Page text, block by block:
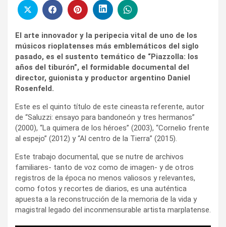
El arte innovador y la peripecia vital de uno de los
músicos rioplatenses más emblemáticos del siglo
pasado, es el sustento temático de “Piazzolla: los
años del tiburón”, el formidable documental del
director, guionista y productor argentino Daniel
Rosenfeld.
Este es el quinto título de este cineasta referente, autor
de “Saluzzi: ensayo para bandoneón y tres hermanos”
(2000), “La quimera de los héroes” (2003), “Cornelio frente
al espejo” (2012) y “Al centro de la Tierra” (2015).
Este trabajo documental, que se nutre de archivos
familiares- tanto de voz como de imagen- y de otros
registros de la época no menos valiosos y relevantes,
como fotos y recortes de diarios, es una auténtica
apuesta a la reconstrucción de la memoria de la vida y
magistral legado del inconmensurable artista marplatense.